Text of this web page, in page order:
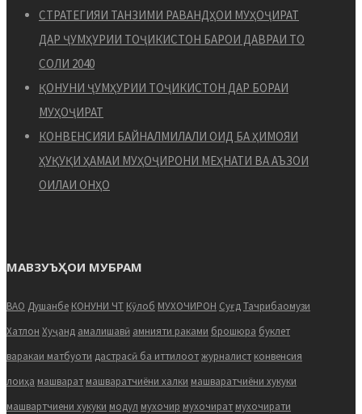
СТРАТЕГИЯИ ТАНЗИМИ РАВАНДҲОИ МУҲОҶИРАТ
ДАР ҶУМҲУРИИ ТОҶИКИСТОН БАРОИ ДАВРАИ ТО
СОЛИ 2040
ҚОНУНИ ҶУМҲУРИИ ТОҶИКИСТОН ДАР БОРАИ
МУҲОҶИРАТ
КОНВЕНСИЯИ БАЙНАЛМИЛАЛИ ОИД БА ҲИМОЯИ
ҲУҚУҚИ ҲАМАИ МУҲОҶИРОНИ МЕҲНАТИ ВА АЪЗОИ
ОИЛАИ ОНҲО
МАВЗУЪҲОИ МУБРАМ
ВАО Душанбе КОНУНИ ЧТ Кӯлоб МУХОЧИРОН СуғдТачрибаомузи
Хатлон Хуҷанд амалишавӣ амнияти раками брошюра буклет
варакаи матбуоти дастрасӣ ба иттилоотжурналист конвенсия
лоиҳа машварат машваратчиёни халки машваратчиёни хукуки
машвартчиени хукуки модул мухочир мухочират мухочирати